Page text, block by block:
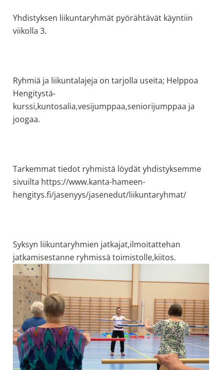
allergiat.
K-
Yhdistyksen liikuntaryhmät pyörähtävät käyntiin
viikolla 3.
Ryhmiä ja liikuntalajeja on tarjolla useita; Helppoa
Hengitystä-
kurssi,kuntosalia,vesijumppaa,seniorijumppaa ja
joogaa.
Tarkemmat tiedot ryhmistä löydät yhdistyksemme
sivuilta https://www.kanta-hameen-
hengitys.fi/jasenyys/jasenedut/liikuntaryhmat/
Syksyn liikuntaryhmien jatkajat,ilmoitattehan
jatkamisestanne ryhmissä toimistolle,kiitos.